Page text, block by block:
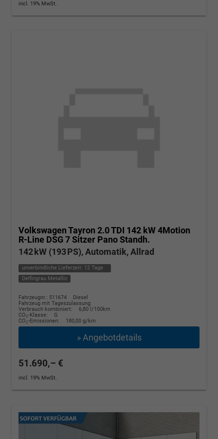
incl. 19% MwSt.
Volkswagen Tayron 2.0 TDI 142 kW 4Motion
R-Line DSG 7 Sitzer Pano Standh.
142 kW (193 PS), Automatik, Allrad
unverbindliche Lieferzeit: 12 Tage
Delfingrau Metallic
Fahrzeugnr.: 511674
Diesel
Fahrzeug mit Tageszulassung
Verbrauch kombiniert:
6,80 l/100km
CO2-Klasse:
G
CO2-Emissionen: 180,00 g/km
» Angebotdetails
51.690,– €
incl. 19% MwSt.